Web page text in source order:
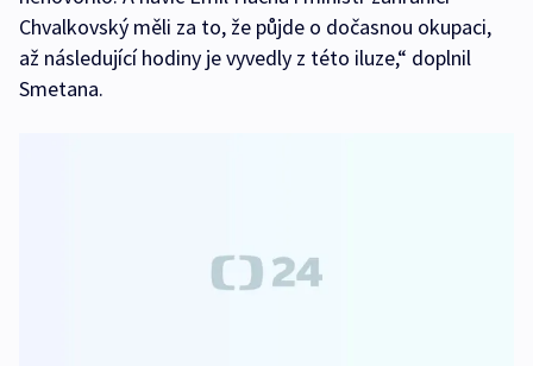
Chvalkovský měli za to, že půjde o dočasnou okupaci,
až následující hodiny je vyvedly z této iluze,“ doplnil
Smetana.